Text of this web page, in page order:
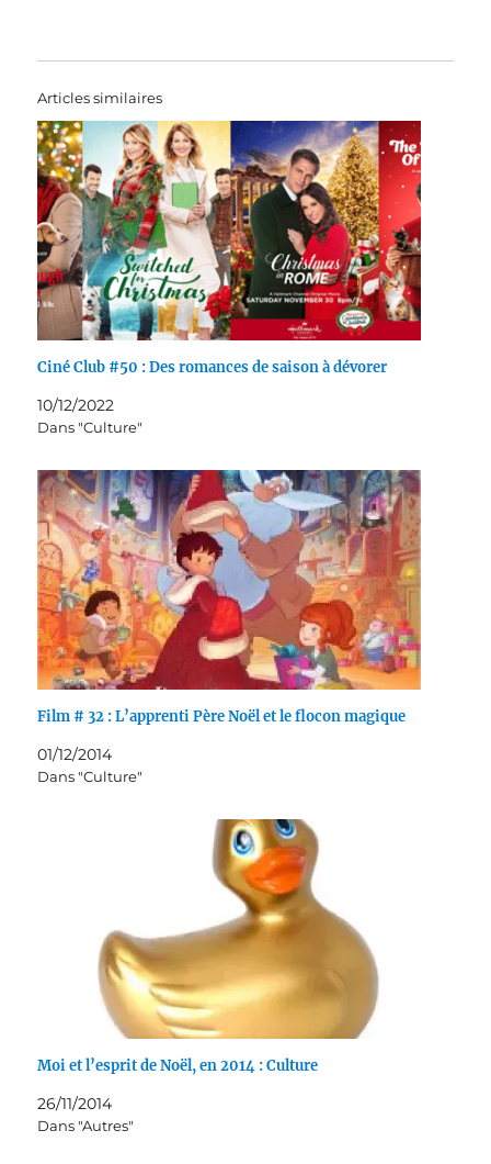
Articles similaires
Ciné Club #50 : Des romances de saison à dévorer
10/12/2022
Dans "Culture"
Film # 32 : L’apprenti Père Noël et le flocon magique
01/12/2014
Dans "Culture"
Moi et l’esprit de Noël, en 2014 : Culture
26/11/2014
Dans "Autres"